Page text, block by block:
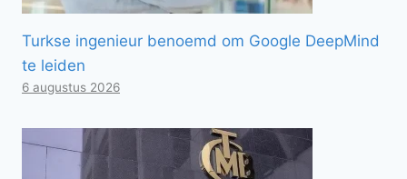
Turkse ingenieur benoemd om Google DeepMind
te leiden
6 augustus 2026